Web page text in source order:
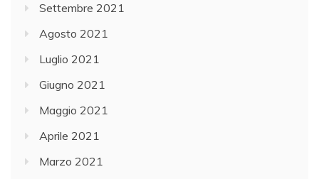
Settembre 2021
Agosto 2021
Luglio 2021
Giugno 2021
Maggio 2021
Aprile 2021
Marzo 2021